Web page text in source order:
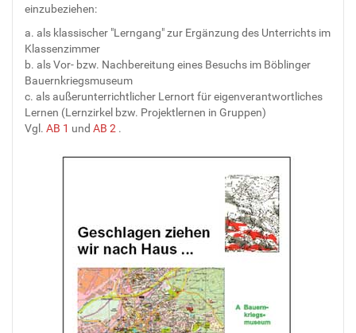
einzubeziehen:
a. als klassischer "Lerngang" zur Ergänzung des Unterrichts im
Klassenzimmer
b. als Vor- bzw. Nachbereitung eines Besuchs im Böblinger
Bauernkriegsmuseum
c. als außerunterrichtlicher Lernort für eigenverantwortliches
Lernen (Lernzirkel bzw. Projektlernen in Gruppen)
Vgl. AB 1 und AB 2 .